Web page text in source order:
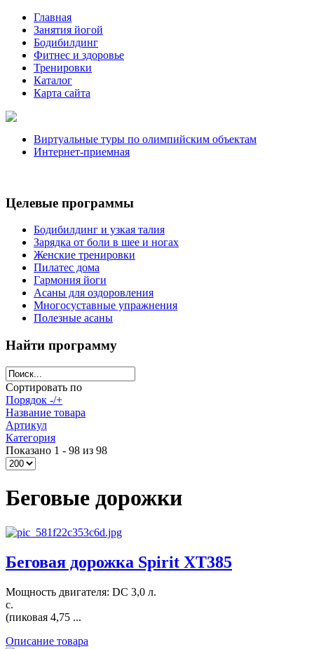
Главная
Занятия йогой
Бодибилдинг
Фитнес и здоровье
Тренировки
Каталог
Карта сайта
Виртуальные туры по олимпийским объектам
Интернет-приемная
Целевые программы
Бодибилдинг и узкая талия
Зарядка от боли в шее и ногах
Женские тренировки
Пилатес дома
Гармония йоги
Асаны для оздоровления
Многосуставные упражнения
Полезные асаны
Найти программу
Сортировать по
Порядок -/+
Название товара
Артикул
Категория
Показано 1 - 98 из 98
Беговые дорожки
Беговая дорожка Spirit XT385
Мощность двигателя: DC 3,0 л.
с.
(пиковая 4,75 ...
Описание товара